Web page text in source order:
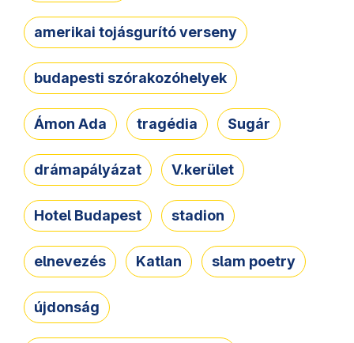
amerikai tojásgurító verseny
budapesti szórakozóhelyek
Ámon Ada tragédia Sugár
drámapályázat V.kerület
Hotel Budapest stadion
elnevezés Katlan slam poetry
újdonság